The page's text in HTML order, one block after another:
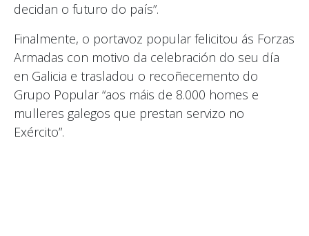
decidan o futuro do país”.
Finalmente, o portavoz popular felicitou ás Forzas
Armadas con motivo da celebración do seu día
en Galicia e trasladou o recoñecemento do
Grupo Popular “aos máis de 8.000 homes e
mulleres galegos que prestan servizo no
Exército”.